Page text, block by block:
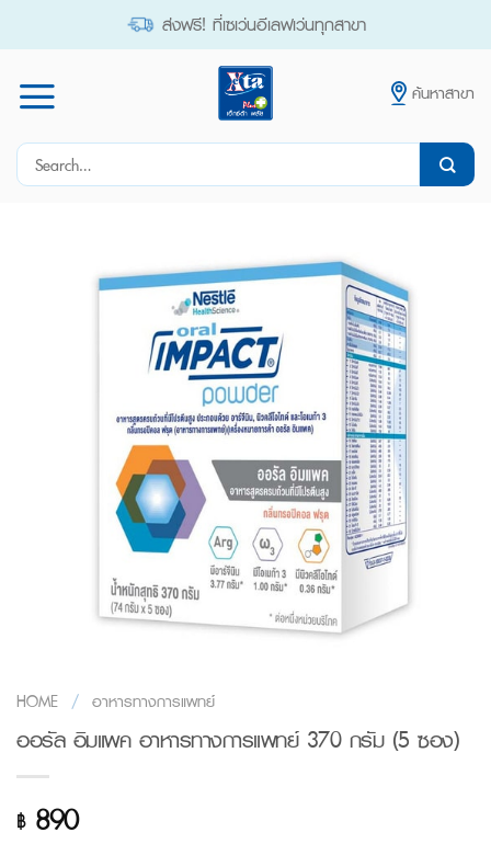
ส่งฟรี! ที่เซเว่นอีเลฟเว่นทุกสาขา
ค้นหาสาขา
Search
HOME / อาหารทางการแพทย์
ออรัล อิมแพค อาหารทางการแพทย์ 370 กรัม (5 ซอง)
฿890